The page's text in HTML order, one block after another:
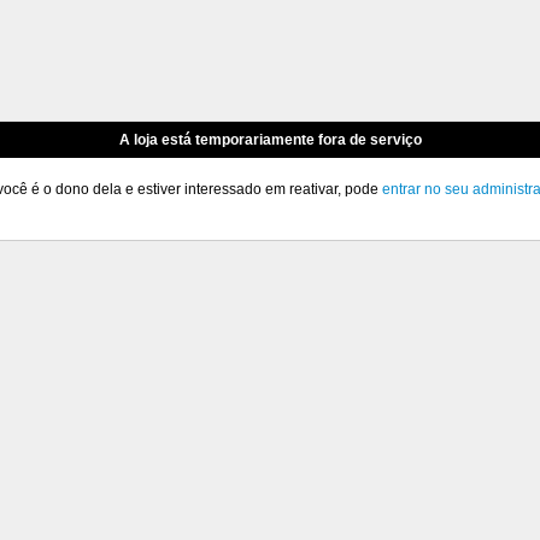
A loja está temporariamente fora de serviço
é o dono dela e estiver interessado em reativar, pode entrar no seu